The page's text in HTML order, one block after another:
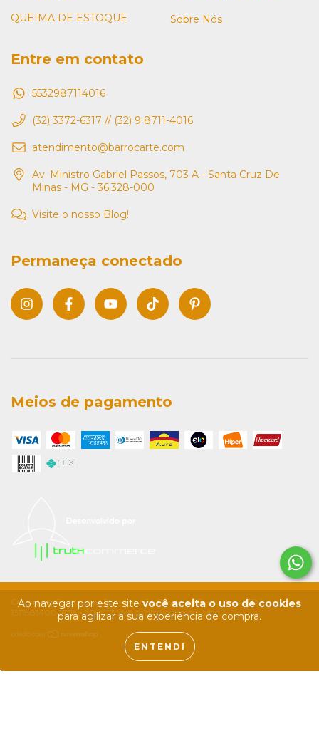
Ao navegar por este site você aceita o uso de cookies
para agilizar a sua experiência de compra.
ENTENDI
QUEIMA DE ESTOQUE Sobre Nós
Entre em contato
5532987114016
(32) 3372-6317 // (32) 9 8711-4016
atendimento@barrocarte.com
Av. Ministro Gabriel Passos, 703 A - Santa Cruz De
Minas - MG - 36.328-000
Visite o nosso Blog!
Permaneça conectado
Meios de pagamento
Copyright Barrocarte Comércio De Produtos Ecológicos LTDA -
13118814000177 - 2026. Todos os direitos reservados.